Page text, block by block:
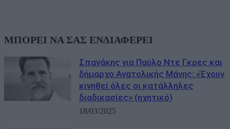
ΜΠΟΡΕΙ ΝΑ ΣΑΣ ΕΝΔΙΑΦΕΡΕΙ
Σπανάκης για Παύλο Ντε Γκρες και
δήμαρχο Ανατολικής Μάνης: «Έχουν
κινηθεί όλες οι κατάλληλες
διαδικασίες» (ηχητικό)
18/03/2025